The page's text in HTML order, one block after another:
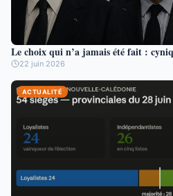
Le choix qui n’a jamais été fait :
22 juin 2026
ACTUALITÉ